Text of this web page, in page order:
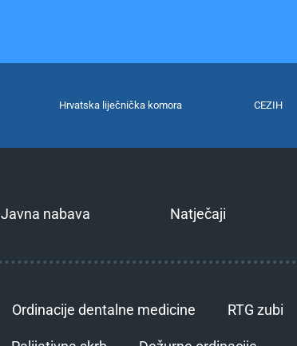
Hrvatska liječnička komora CEZIH
Javna nabava Natječaji
Ordinacije dentalne medicine RTG zubi